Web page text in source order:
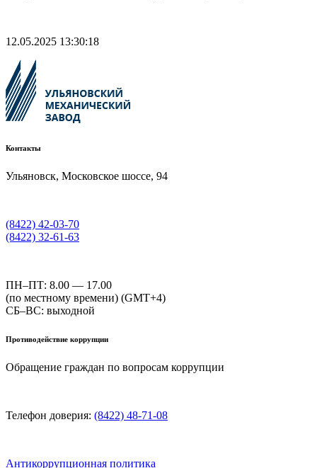
12.05.2025 13:30:18
Контакты
Ульяновск, Московское шоссе, 94
(8422) 42-03-70
(8422) 32-61-63
ПН–ПТ: 8.00 — 17.00
(по местному времени) (GMT+4)
СБ–ВС: выходной
Противодействие коррупции
Обращение граждан по вопросам коррупции
Телефон доверия: (8422) 48-71-08
Антикоррупционная политика